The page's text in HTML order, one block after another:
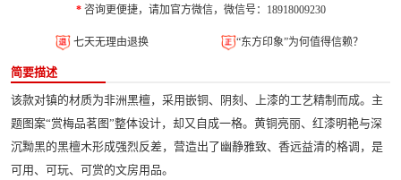
*咨询更便捷，请加官方微信，微信号：18918009230
七天无理由退换 “东方印象”为何值得信赖？
简要描述
该款对镇的材质为非洲黑檀，采用嵌铜、阴刻、上漆的工艺精制而成。主
题图案“赏梅品茗图”整体设计，却又自成一格。黄铜亮丽、红漆明艳与深
沉黝黑的黑檀木形成强烈反差，营造出了幽静雅致、香远益清的格调，是
可用、可玩、可赏的文房用品。